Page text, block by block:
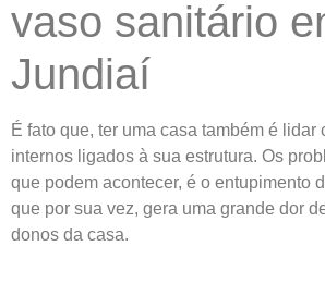
vaso sanitário
Jundiaí
É fato que, ter uma casa também é lidar
internos ligados à sua estrutura. Os
que podem acontecer, é o entupimento
que por sua vez, gera uma grande dor
donos da casa.